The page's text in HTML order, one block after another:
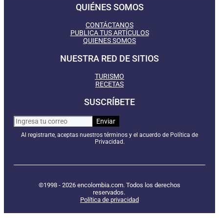
QUIÉNES SOMOS
CONTÁCTANOS
PUBLICA TUS ARTÍCULOS
QUIENES SOMOS
NUESTRA RED DE SITIOS
TURISMO
RECETAS
SUSCRÍBETE
Al registrarte, aceptas nuestros términos y el acuerdo de Política de
Privacidad.
©1998 - 2026 encolombia.com. Todos los derechos
reservados.
Política de privacidad